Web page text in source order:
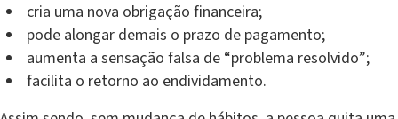
cria uma nova obrigação financeira;
pode alongar demais o prazo de pagamento;
aumenta a sensação falsa de “problema resolvido”;
facilita o retorno ao endividamento.